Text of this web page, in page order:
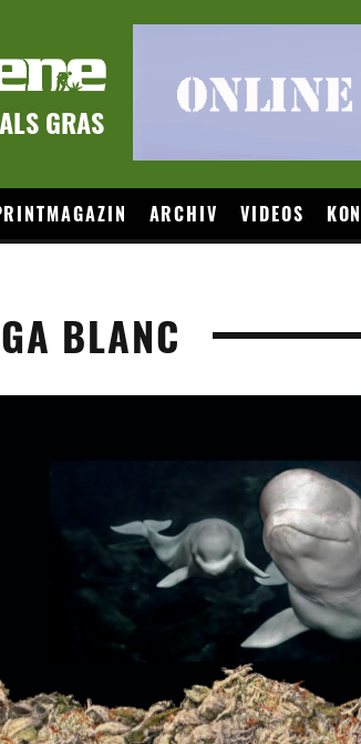
GRAS
ARCHIV VIDEOS
BLANC